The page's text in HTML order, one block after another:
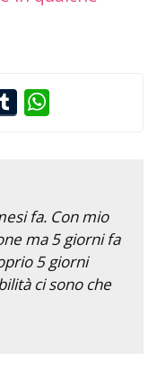
Tumblr
fa. Con mio
ma 5 giorni fa
5 giorni
ci sono che